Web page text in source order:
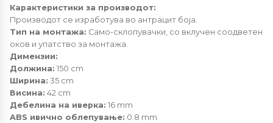
Карактеристики за производот:
Производот се изработува во антрацит боја.
Тип на монтажа: Само-склопувачки, со вклучен соодветен
оков и упатство за монтажа.
Димензии:
Должина: 150 cm
Ширина: 35 cm
Висина: 42 cm
Дебелина на иверка: 16 mm
ABS ивично облепување: 0.8 mm